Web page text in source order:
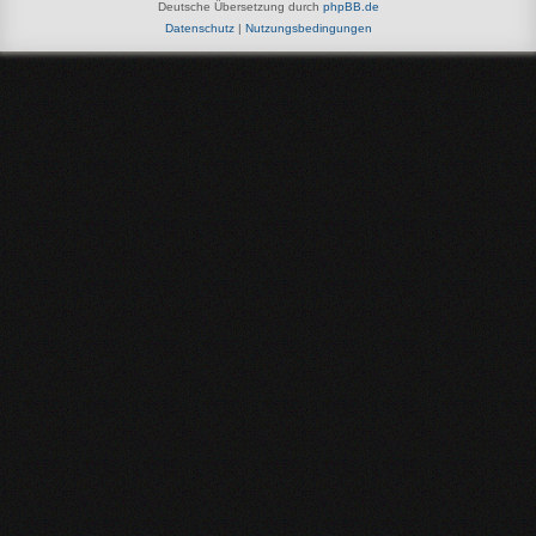
Deutsche Übersetzung durch phpBB.de
Datenschutz| Nutzungsbedingungen